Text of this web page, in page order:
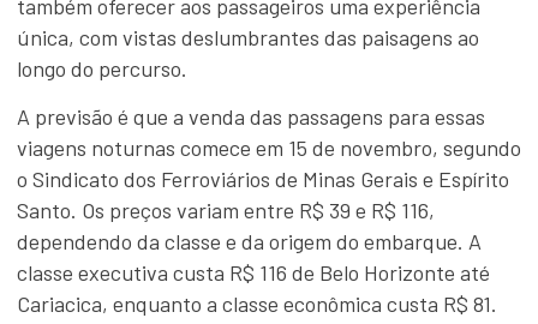
também oferecer aos passageiros uma experiência
única, com vistas deslumbrantes das paisagens ao
longo do percurso.
A previsão é que a venda das passagens para essas
viagens noturnas comece em 15 de novembro, segundo
o Sindicato dos Ferroviários de Minas Gerais e Espírito
Santo. Os preços variam entre R$ 39 e R$ 116,
dependendo da classe e da origem do embarque. A
classe executiva custa R$ 116 de Belo Horizonte até
Cariacica, enquanto a classe econômica custa R$ 81.